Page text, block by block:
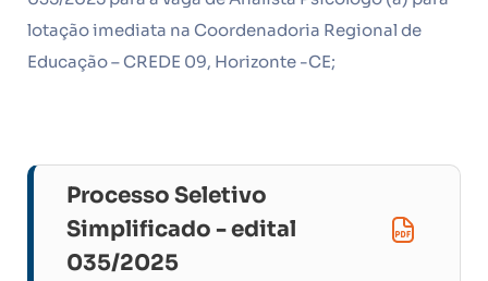
lotação imediata na Coordenadoria Regional de
Educação – CREDE 09, Horizonte -CE;
Processo Seletivo
Simplificado - edital
035/2025